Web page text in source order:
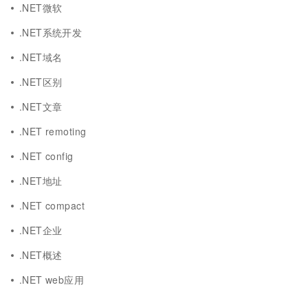
.NET微软
.NET系统开发
.NET域名
.NET区别
.NET文章
.NET remoting
.NET config
.NET地址
.NET compact
.NET企业
.NET概述
.NET web应用